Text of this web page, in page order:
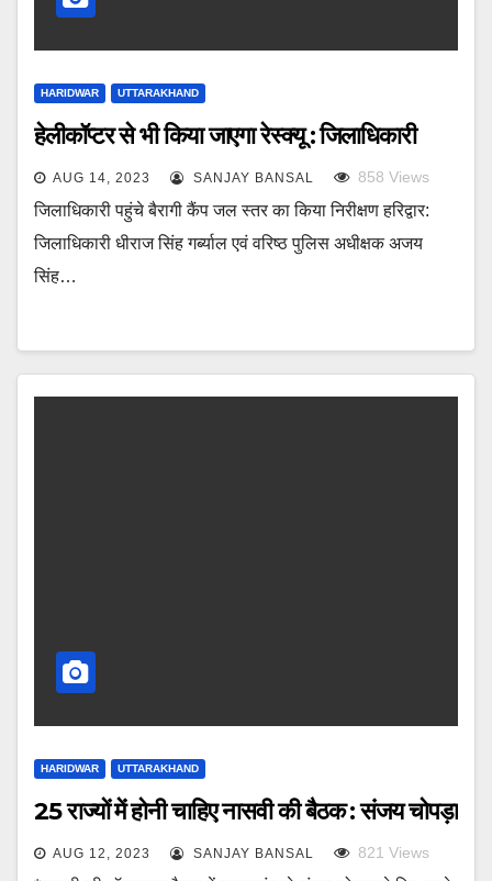
HARIDWAR UTTARAKHAND
हेलीकॉप्टर से भी किया जाएगा रेस्क्यू : जिलाधिकारी
AUG 14, 2023 SANJAY BANSAL 858 Views
जिलाधिकारी पहुंचे बैरागी कैंप जल स्तर का किया निरीक्षण हरिद्वार:
जिलाधिकारी धीराज सिंह गर्ब्याल एवं वरिष्ठ पुलिस अधीक्षक अजय
सिंह…
HARIDWAR UTTARAKHAND
25 राज्यों में होनी चाहिए नासवी की बैठक : संजय चोपड़ा
AUG 12, 2023 SANJAY BANSAL 821 Views